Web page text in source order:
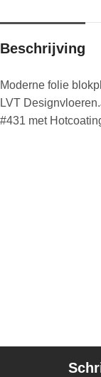
Beschrijving
Moderne folie
LVT
#431 met